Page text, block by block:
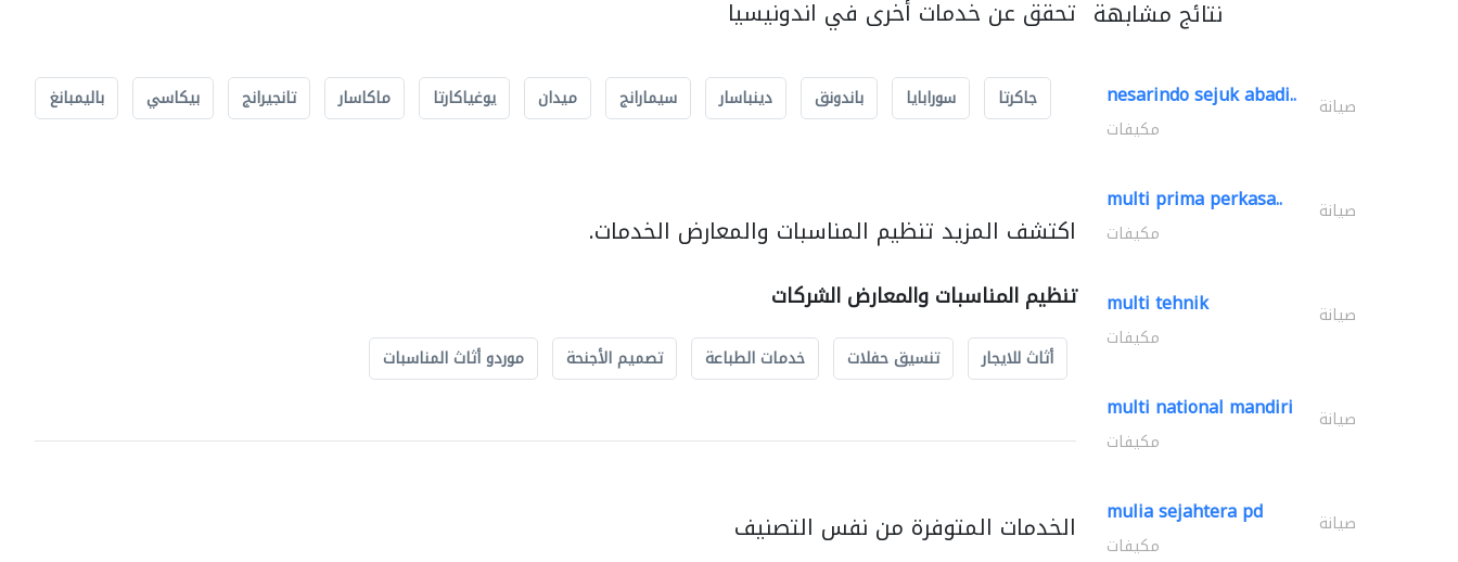
تحقق عن خدمات أخرى في اندونيسيا
جاكرتا سورابايا باندونق دينباسار سيمارانج ميدان يوغياكارتا ماكاسار تانجيرانج بيكاسي باليمبانغ
اكتشف المزيد تنظيم المناسبات والمعارض الخدمات.
تنظيم المناسبات والمعارض الشركات
أثاث للايجار تنسيق حفلات خدمات الطباعة تصميم الأجنحة موردو أثاث المناسبات
الخدمات المتوفرة من نفس التصنيف
نتائج مشابهة
nesarindo sejuk abadi.. صيانة
مكيفات
multi prima perkasa.. صيانة
مكيفات
multi tehnik صيانة
مكيفات
multi national mandiri صيانة
مكيفات
mulia sejahtera pd صيانة
مكيفات